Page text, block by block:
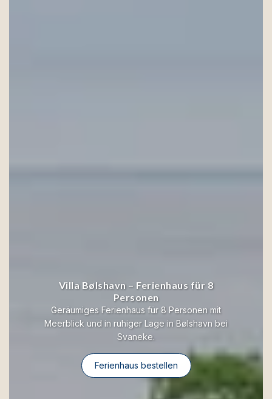
Villa Bølshavn – Ferienhaus für 8
Personen
Geräumiges Ferienhaus für 8 Personen mit
Meerblick und in ruhiger Lage in Bølshavn bei
Svaneke.
Ferienhaus bestellen